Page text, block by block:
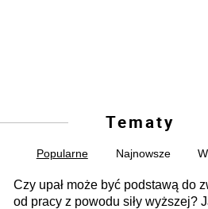
Tematy
Popularne Najnowsze
Czy upał może być podstawą do
od pracy z powodu siły wyższej?